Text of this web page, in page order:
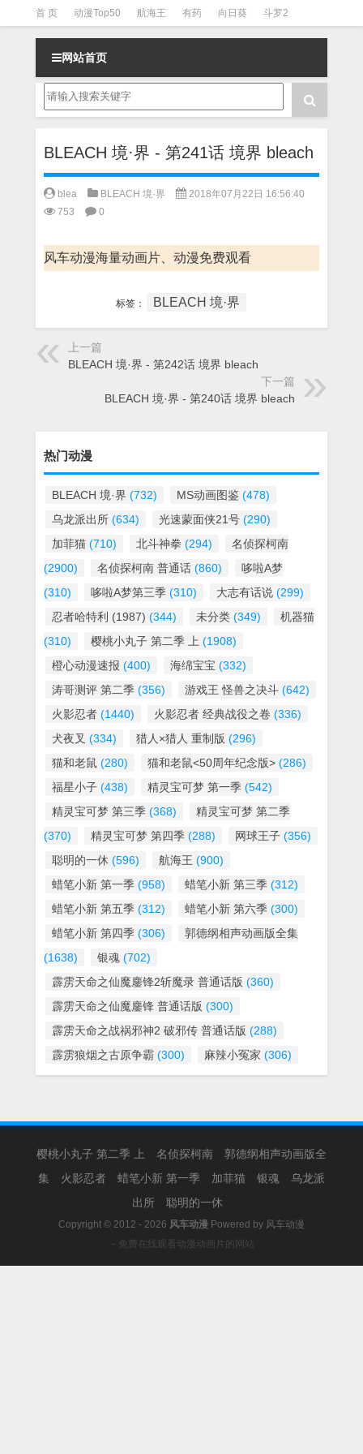
首 页 动漫Top50 航海王 有药 向日葵 斗罗2
斗罗3 火影 一拳超人 柯南 阴阳师 节目清单
网站首页
BLEACH 境·界 - 第241话 境界 bleach
blea BLEACH 境·界
2018年07月22日 16:56:40
753
0
风车动漫海量动画片、动漫免费观看
标签： BLEACH 境·界
上一篇
BLEACH 境·界 - 第242话 境界 bleach
下一篇
BLEACH 境·界 - 第240话 境界 bleach
热门动漫
BLEACH 境·界 (732) MS动画图鉴 (478)
乌龙派出所 (634) 光速蒙面侠21号 (290)
加菲猫 (710) 北斗神拳 (294)
名侦探柯南
(2900)
名侦探柯南 普通话 (860)
哆啦A梦
(310)
哆啦A梦第三季 (310) 大志有话说 (299)
忍者哈特利 (1987) (344) 未分类 (349)
机器猫
(310)
樱桃小丸子 第二季 上 (1908)
橙心动漫速报 (400) 海绵宝宝 (332)
涛哥测评 第二季 (356) 游戏王 怪兽之决斗 (642)
火影忍者 (1440) 火影忍者 经典战役之卷 (336)
犬夜叉 (334) 猎人×猎人 重制版 (296)
猫和老鼠 (280) 猫和老鼠<50周年纪念版> (286)
福星小子 (438) 精灵宝可梦 第一季 (542)
精灵宝可梦 第三季 (368)
精灵宝可梦 第二季
(370)
精灵宝可梦 第四季 (288) 网球王子 (356)
聪明的一休 (596) 航海王 (900)
蜡笔小新 第一季 (958) 蜡笔小新 第三季 (312)
蜡笔小新 第五季 (312) 蜡笔小新 第六季 (300)
蜡笔小新 第四季 (306)
郭德纲相声动画版全集
(1638)
银魂 (702)
霹雳天命之仙魔鏖锋2斩魔录 普通话版 (360)
霹雳天命之仙魔鏖锋 普通话版 (300)
霹雳天命之战祸邪神2 破邪传 普通话版 (288)
霹雳狼烟之古原争霸 (300) 麻辣小冤家 (306)
樱桃小丸子 第二季 上 名侦探柯南
郭德纲相声动画版全
集
火影忍者 蜡笔小新 第一季 加菲猫 银魂
乌龙派
出所
聪明的一休
Copyright © 2012 - 2026 风车动漫 Powered by 风车动漫
－免费在线观看动漫动画片的网站